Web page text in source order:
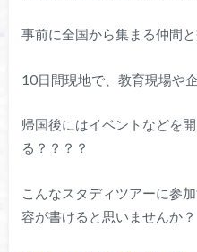
事前に全国から集まる仲間
10日間現地で、教育現場や
帰国後にはイベントなどを
る？？？？
こんなスタディツアーに参
容が書けると思いませんか？